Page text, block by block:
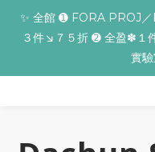
✨全館滿額贈 ➊滿９９９
零油光UV防曬乳
✨ 全館 ➊ FORA PROJ
３件↘７５折 ➋ 全盈✽１
實